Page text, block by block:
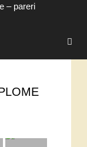
– pareri